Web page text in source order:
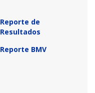
Reporte de
Resultados
Reporte BMV